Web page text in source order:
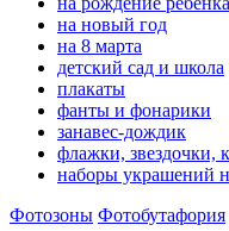
на новый год
на 8 марта
детский сад и школа
плакаты
фанты и фонарики
занавес-дождик
флажки, звездочки,
наборы украшений
Фотозоны Фотобутафория